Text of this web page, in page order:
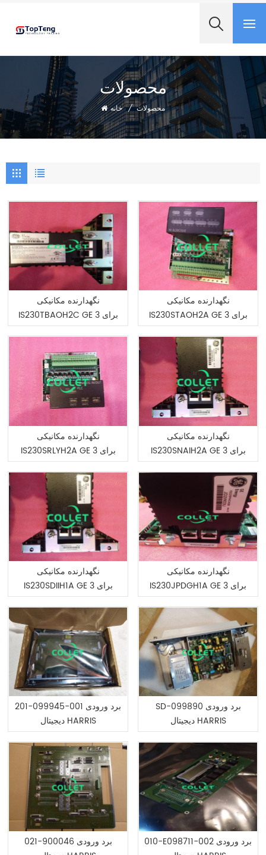
محصولات
خانه / محصولات
نگهدارنده مکانیکی
IS230TBAOH2C GE برای 3
علامت حفاظتی سری VI
نگهدارنده مکانیکی
IS230STAOH2A GE برای 3
علامت حفاظتی سری VI
نگهدارنده مکانیکی
IS230SRLYH2A GE برای 3
علامت حفاظتی سری VI
نگهدارنده مکانیکی
IS230SNAIH2A GE برای 3
علامت حفاظتی سری VI
نگهدارنده مکانیکی
IS230SDIIH1A GE برای 3
علامت حفاظتی سری VI
نگهدارنده مکانیکی
IS230JPDGH1A GE برای 3
علامت حفاظتی سری VI
201-099945-001 برد ورودی
دیجیتال HARRIS
SD-099890 برد ورودی
دیجیتال HARRIS
021-900046 برد ورودی
010-E098711-002 برد ورودی